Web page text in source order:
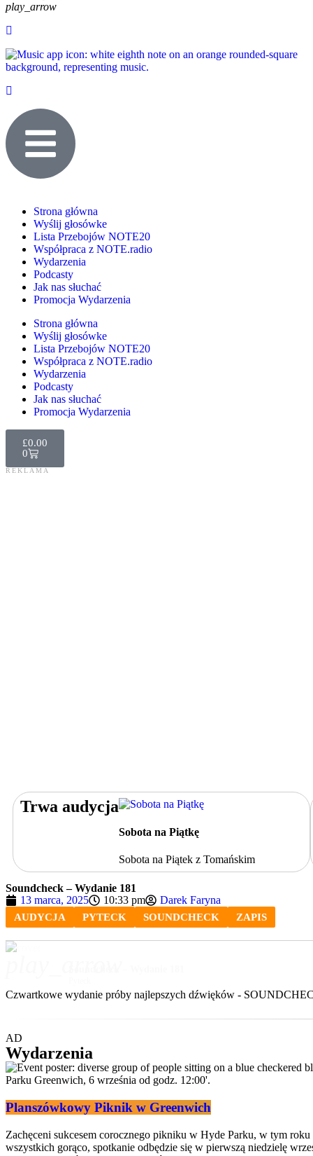
play_arrow
Strona główna
Wyślij głosówke
Lista Przebojów NOTE20
Współpraca z NOTE.radio
Wydarzenia
Podcasty
Jak nas słuchać
Promocja Wydarzenia
Strona główna
Wyślij głosówke
Lista Przebojów NOTE20
Współpraca z NOTE.radio
Wydarzenia
Podcasty
Jak nas słuchać
Promocja Wydarzenia
£0.00
0
Trwa audycja
Sobota na Piątkę
Sobota na Piątek z Tomańskim
Soundcheck – Wydanie 181
13 marca, 2025
10:33 pm Darek Faryna
AUDYCJA PYTECK SOUNDCHECK ZAPIS
Czwartkowe wydanie próby najlepszych dźwięków -
AD
Wydarzenia
Planszówkowy Piknik w Greenwich
Zachęceni sukcesem corocznego pikniku w Hyde Parku, w tym
wszystkich gorąco, spotkanie odbędzie się w pierwszą niedzielę